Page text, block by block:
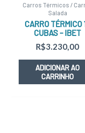
Carros Térmicos /
Salada
CARRO TÉRMICO
CUBAS – IBET
R$3.230,00
ADICIONAR AO
CARRINHO